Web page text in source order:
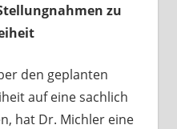
zu
den geplanten
auf eine sachlich
hat Dr. Michler eine